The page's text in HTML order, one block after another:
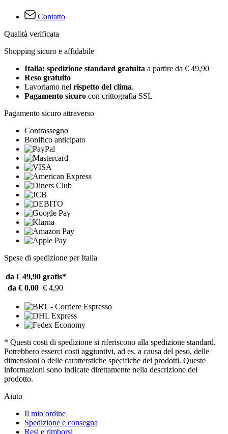
Contatto
Qualità verificata
Shopping sicuro e affidabile
Italia: spedizione standard gratuita a partire da € 49,90
Reso gratuito
Lavoriamo nel rispetto del clima.
Pagamento sicuro con crittografia SSL
Pagamento sicuro attraverso
Contrassegno
Bonifico anticipato
Spese di spedizione per Italia
da € 49,90 gratis*
da € 0,00 € 4,90
* Questi costi di spedizione si riferiscono alla spedizione standard.
Potrebbero esserci costi aggiuntivi, ad es. a causa del peso, delle
dimensioni o delle caratterstiche specifiche dei prodotti. Queste
informazioni sono indicate direttamente nella descrizione del
prodotto.
Aiuto
Il mio ordine
Spedizione e consegna
Resi e rimborsi